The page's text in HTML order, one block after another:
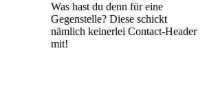
Was hast du denn für eine
Gegenstelle? Diese schickt
nämlich keinerlei Contact-Header
mit!